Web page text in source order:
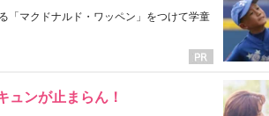
「マクドナルド・ワッペン」をつけて学童
ュンが止まらん！